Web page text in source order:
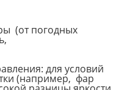
(от погодных
для условий
(например, фар